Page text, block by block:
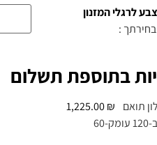
לרגלי המזנון
:
בתוספת תשלום
תואם
₪ 1,225.00